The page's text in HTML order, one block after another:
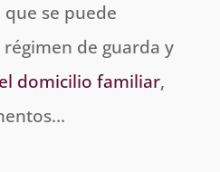
se puede
de guarda y
domicilio familiar,